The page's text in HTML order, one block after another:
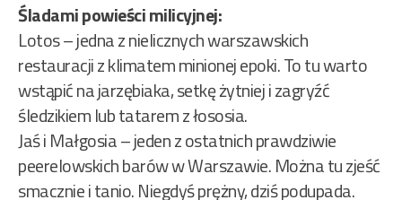
Śladami powieści milicyjnej:
Lotos – jedna z nielicznych warszawskich
restauracji z klimatem minionej epoki. To tu warto
wstąpić na jarzębiaka, setkę żytniej i zagryźć
śledzikiem lub tatarem z łososia.
Jaś i Małgosia – jeden z ostatnich prawdziwie
peerelowskich barów w Warszawie. Można tu zjeść
smacznie i tanio. Niegdyś prężny, dziś podupada.